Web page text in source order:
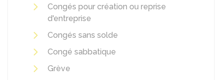
Congés pour création ou reprise
d'entreprise
Congés sans solde
Congé sabbatique
Grève